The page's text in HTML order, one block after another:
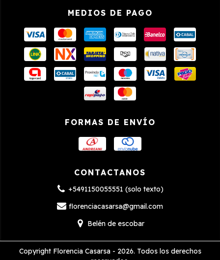
MEDIOS DE PAGO
FORMAS DE ENVÍO
CONTACTANOS
+5491150055551 (solo texto)
florenciacasarsa@gmail.com
Belén de escobar
Copyright Florencia Casarsa - 2026. Todos los derechos